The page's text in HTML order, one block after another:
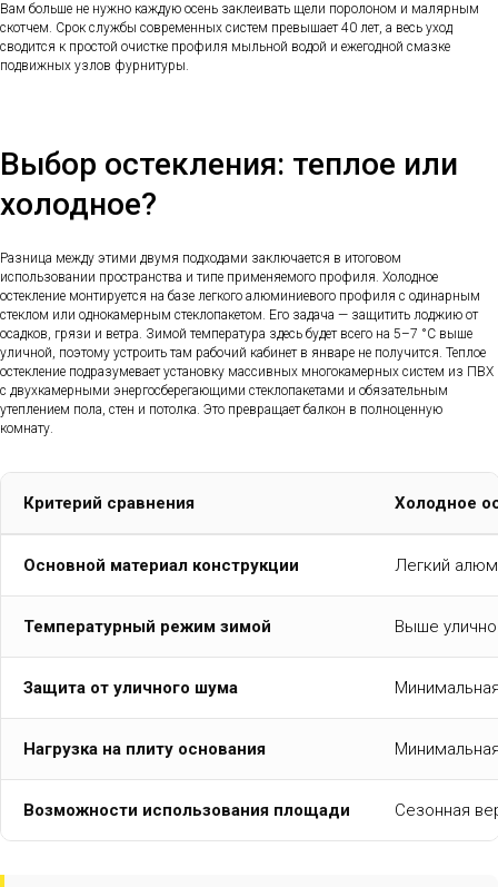
Вам больше не нужно каждую осень заклеивать щели поролоном и малярным
скотчем. Срок службы современных систем превышает 40 лет, а весь уход
сводится к простой очистке профиля мыльной водой и ежегодной смазке
подвижных узлов фурнитуры.
Выбор остекления: теплое или
холодное?
Разница между этими двумя подходами заключается в итоговом
использовании пространства и типе применяемого профиля. Холодное
остекление монтируется на базе легкого алюминиевого профиля с одинарным
стеклом или однокамерным стеклопакетом. Его задача — защитить лоджию от
осадков, грязи и ветра. Зимой температура здесь будет всего на 5–7 °C выше
уличной, поэтому устроить там рабочий кабинет в январе не получится. Теплое
остекление подразумевает установку массивных многокамерных систем из ПВХ
с двухкамерными энергосберегающими стеклопакетами и обязательным
утеплением пола, стен и потолка. Это превращает балкон в полноценную
комнату.
Критерий сравнения Холодное
Основной материал конструкции Легкий
Температурный режим зимой Выше
Защита от уличного шума
Нагрузка на плиту основания
Возможности использования площади Сезонная